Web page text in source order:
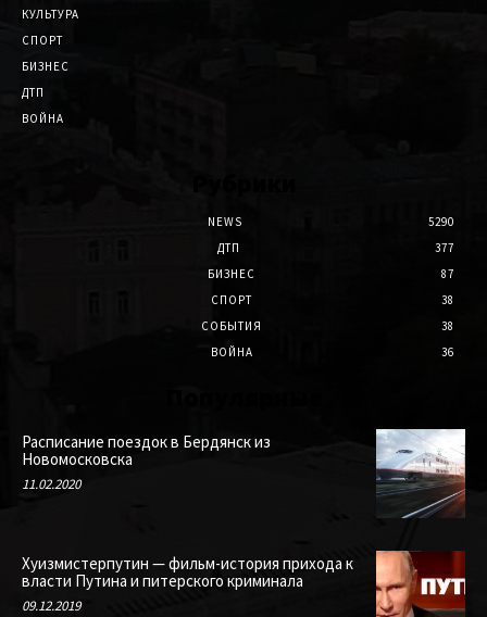
КУЛЬТУРА
СПОРТ
БИЗНЕС
ДТП
ВОЙНА
NEWS
5290
ДТП
377
БИЗНЕС
87
СПОРТ
38
СОБЫТИЯ
38
ВОЙНА
36
Расписание поездок в Бердянск из
Новомосковска
11.02.2020
Хуизмистерпутин — фильм-история прихода к
власти Путина и питерского криминала
09.12.2019